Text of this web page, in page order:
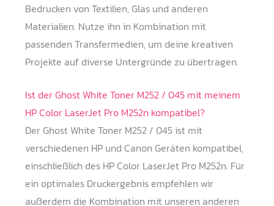
Bedrucken von Textilien, Glas und anderen
Materialien. Nutze ihn in Kombination mit
passenden Transfermedien, um deine kreativen
Projekte auf diverse Untergründe zu übertragen.
Ist der Ghost White Toner M252 / 045 mit meinem
HP Color LaserJet Pro M252n kompatibel?
Der Ghost White Toner M252 / 045 ist mit
verschiedenen HP und Canon Geräten kompatibel,
einschließlich des HP Color LaserJet Pro M252n. Für
ein optimales Druckergebnis empfehlen wir
außerdem die Kombination mit unseren anderen